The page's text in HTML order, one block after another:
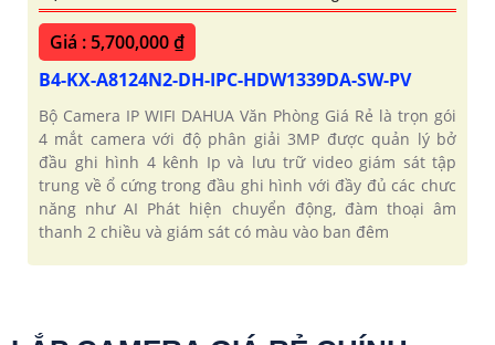
Giá : 5,700,000 ₫
B4-KX-A8124N2-DH-IPC-HDW1339DA-SW-PV
Bộ Camera IP WIFI DAHUA Văn Phòng Giá Rẻ là trọn gói
4 mắt camera với độ phân giải 3MP được quản lý bở
đầu ghi hình 4 kênh Ip và lưu trữ video giám sát tập
trung về ổ cứng trong đầu ghi hình với đầy đủ các chưc
năng như AI Phát hiện chuyển động, đàm thoại âm
thanh 2 chiều và giám sát có màu vào ban đêm